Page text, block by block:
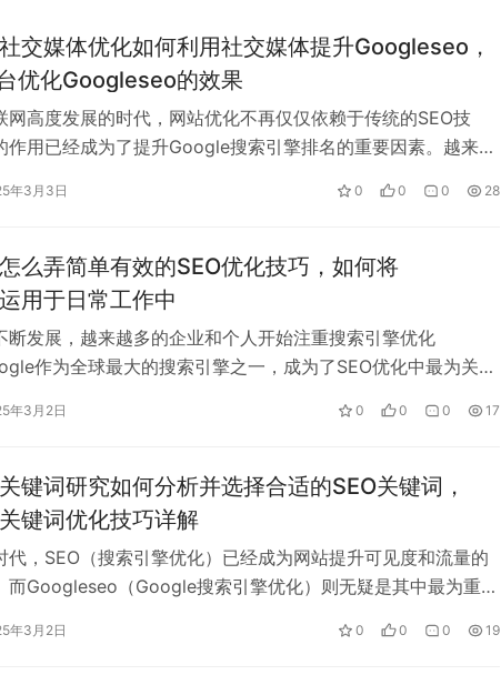
优化网站的移动友好性将成为一项不可忽视的任务。
交媒体优化如何利用社交媒体提升Googleseo，
优化Googleseo的效果
网高度发展的时代，网站优化不再仅仅依赖于传统的SEO技
作用已经成为了提升Google搜索引擎排名的重要因素。越来越
识到，社交平台不仅仅是一…
年3月3日 0 0 0 28
么弄简单有效的SEO优化技巧，如何将
用于日常工作中
断发展，越来越多的企业和个人开始注重搜索引擎优化
作为全球最大的搜索引擎之一，成为了SEO优化中最为关注
，或称Goog…
年3月2日 0 0 0 17
键词研究如何分析并选择合适的SEO关键词，
键词优化技巧详解
代，SEO（搜索引擎优化）已经成为网站提升可见度和流量的
而Googleseo（Google搜索引擎优化）则无疑是其中最为重要
是初创网站，还…
年3月2日 0 0 0 19